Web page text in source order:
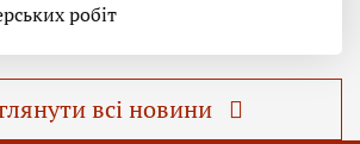
робіт
всі новини